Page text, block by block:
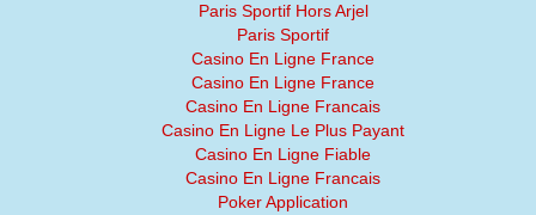
Paris Sportif Hors Arjel
Paris Sportif
Casino En Ligne France
Casino En Ligne France
Casino En Ligne Francais
Casino En Ligne Le Plus Payant
Casino En Ligne Fiable
Casino En Ligne Francais
Poker Application